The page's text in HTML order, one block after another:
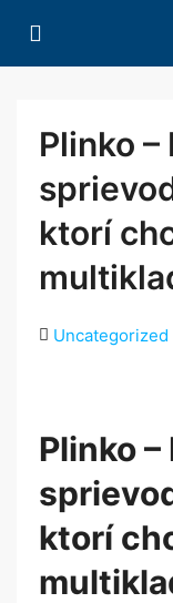
Plinko
ktorí
Uncategorized
Plinko
ktorí